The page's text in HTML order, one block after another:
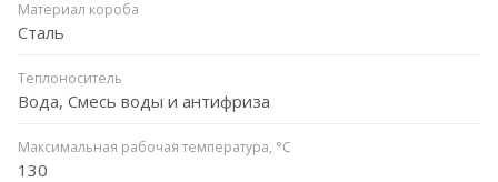
Материал короба
Сталь
Теплоноситель
Вода, Смесь воды и антифриза
Максимальная рабочая температура, °C
130